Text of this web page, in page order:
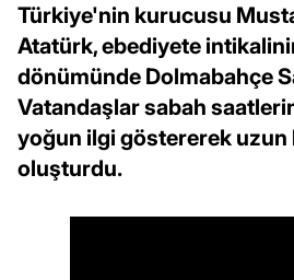
Türkiye'nin kurucusu
Atatürk, ebediyete
dönümünde Dolmabahçe
Vatandaşlar sabah
yoğun ilgi göstererek
oluşturdu.